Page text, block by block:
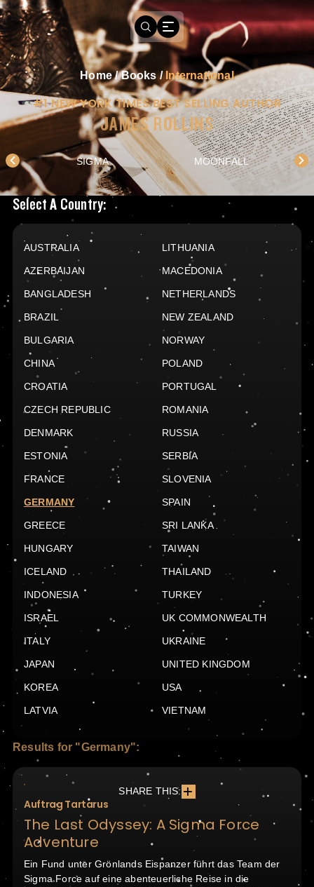
Home/Books/International
#1 NEW YORK TIMES BEST SELLING AUTHOR
JAMES ROLLINS
SIGMA MOONFALL
Books Available In
Select A Country:
AUSTRALIA
AZERBAIJAN
BANGLADESH
BRAZIL
BULGARIA
CHINA
CROATIA
CZECH REPUBLIC
DENMARK
ESTONIA
FRANCE
GERMANY
GREECE
HUNGARY
ICELAND
INDONESIA
ISRAEL
ITALY
JAPAN
KOREA
LATVIA
LITHUANIA
MACEDONIA
NETHERLANDS
NEW ZEALAND
NORWAY
POLAND
PORTUGAL
ROMANIA
RUSSIA
SERBIA
SLOVENIA
SPAIN
SRI LANKA
TAIWAN
THAILAND
TURKEY
UK COMMONWEALTH
UKRAINE
UNITED KINGDOM
USA
VIETNAM
Results for "Germany":
SHARE THIS:
Auftrag Tartarus
The Last Odyssey: A Sigma Force
Adventure
Ein Fund unter Grönlands Eispanzer führt das Team der
Sigma Force auf eine abenteuerliche Reise in die